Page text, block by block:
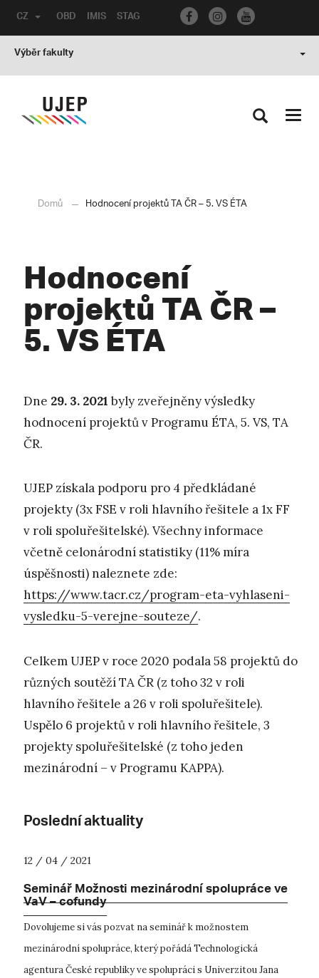
OBD IMIS STAG
CZ
Výběr fakulty
Domů Hodnocení projektů TA ČR – 5. VS ÉTA
Hodnocení
projektů TA ČR –
5. VS ÉTA
Dne 29. 3. 2021byly zveřejněny výsledky
hodnocení projektů v Programu ÉTA, 5. VS, TA
ČR.
UJEP získala podporu pro 4 předkládané
projekty (3x FSE v roli hlavního řešitele a 1x FF
v roli spoluřešitelské). Všechny informace
včetně celonárodní statistiky (11% míra
úspěšnosti) naleznete zde:
https://www.tacr.cz/program-eta-vyhlaseni-
vysledku-5-verejne-souteze/.
Celkem UJEP v roce 2020 podala 58 projektů do
různých soutěží TA ČR (z toho 32 v roli
hlavního řešitele a 26 v roli spoluřešitele).
Uspělo 6 projektů v roli hlavního řešitele, 3
projekty spoluřešitelské (z toho jeden
mezinárodní – v Programu KAPPA).
Poslední aktuality
12 / 04 / 2021
Seminář Možnosti mezinárodní spolupráce ve
VaV – cofundy
Dovolujeme si vás pozvat na seminář k možnostem
mezinárodní spolupráce, který pořádá Technologická
agentura České republiky ve spolupráci s Univerzitou Jana